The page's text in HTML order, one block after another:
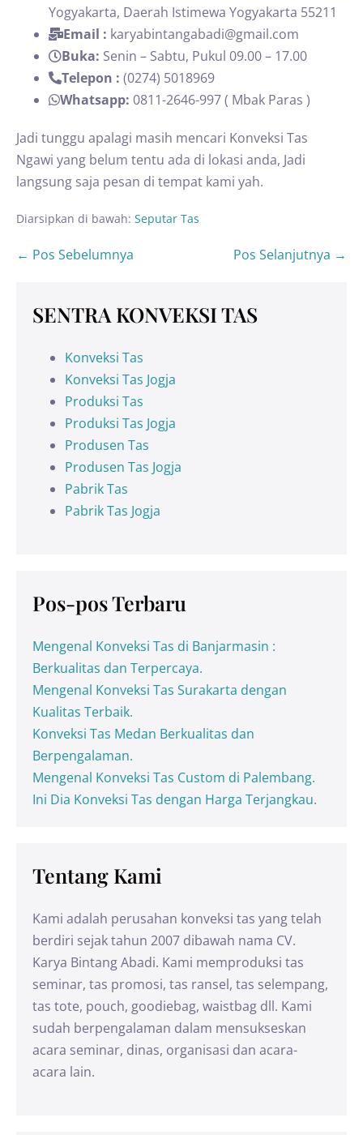
Yogyakarta, Daerah Istimewa Yogyakarta 55211
Email : karyabintangabadi@gmail.com
Buka: Senin – Sabtu, Pukul 09.00 – 17.00
Telepon : (0274) 5018969
Whatsapp: 0811-2646-997 ( Mbak Paras )
Jadi tunggu apalagi masih mencari Konveksi Tas
Ngawi yang belum tentu ada di lokasi anda, Jadi
langsung saja pesan di tempat kami yah.
Diarsipkan di bawah: Seputar Tas
← Pos Sebelumnya Pos Selanjutnya →
SENTRA KONVEKSI TAS
Konveksi Tas
Konveksi Tas Jogja
Produksi Tas
Produksi Tas Jogja
Produsen Tas
Produsen Tas Jogja
Pabrik Tas
Pabrik Tas Jogja
Pos-pos Terbaru
Mengenal Konveksi Tas di Banjarmasin :
Berkualitas dan Terpercaya.
Mengenal Konveksi Tas Surakarta dengan
Kualitas Terbaik.
Konveksi Tas Medan Berkualitas dan
Berpengalaman.
Mengenal Konveksi Tas Custom di Palembang.
Ini Dia Konveksi Tas dengan Harga Terjangkau.
Tentang Kami
Kami adalah perusahan konveksi tas yang telah
berdiri sejak tahun 2007 dibawah nama CV.
Karya Bintang Abadi. Kami memproduksi tas
seminar, tas promosi, tas ransel, tas selempang,
tas tote, pouch, goodiebag, waistbag dll. Kami
sudah berpengalaman dalam mensukseskan
acara seminar, dinas, organisasi dan acara-
acara lain.